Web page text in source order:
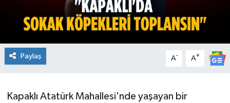
Paylaş A- A+
Kapaklı Atatürk Mahallesi'nde yaşayan bir